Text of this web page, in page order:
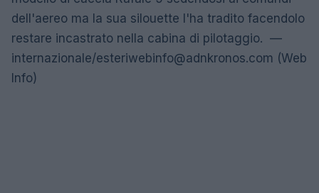
dell'aereo ma la sua silouette l'ha tradito facendolo
restare incastrato nella cabina di pilotaggio. —
internazionale/esteriwebinfo@adnkronos.com (Web
Info)